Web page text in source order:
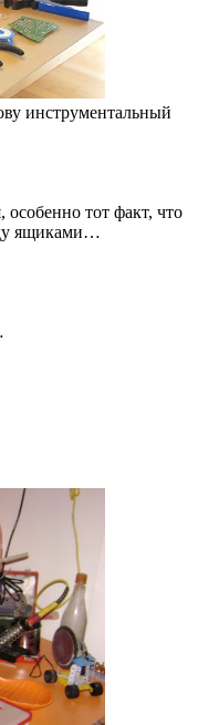
инструментальный
тот факт, что
ящиками…